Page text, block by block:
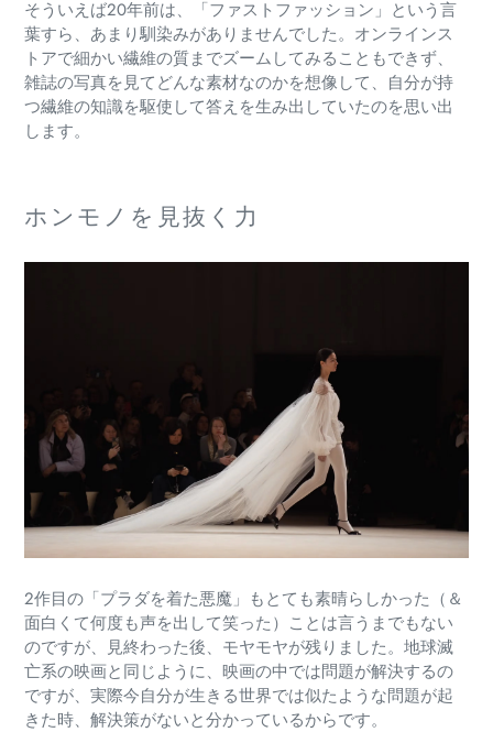
そういえば20年前は、「ファストファッション」という言
葉すら、あまり馴染みがありませんでした。オンラインス
トアで細かい繊維の質までズームしてみることもできず、
雑誌の写真を見てどんな素材なのかを想像して、自分が持
つ繊維の知識を駆使して答えを生み出していたのを思い出
します。
ホンモノを見抜く力
2作目の「プラダを着た悪魔」もとても素晴らしかった（＆
面白くて何度も声を出して笑った）ことは言うまでもない
のですが、見終わった後、モヤモヤが残りました。地球滅
亡系の映画と同じように、映画の中では問題が解決するの
ですが、実際今自分が生きる世界では似たような問題が起
きた時、解決策がないと分かっているからです。